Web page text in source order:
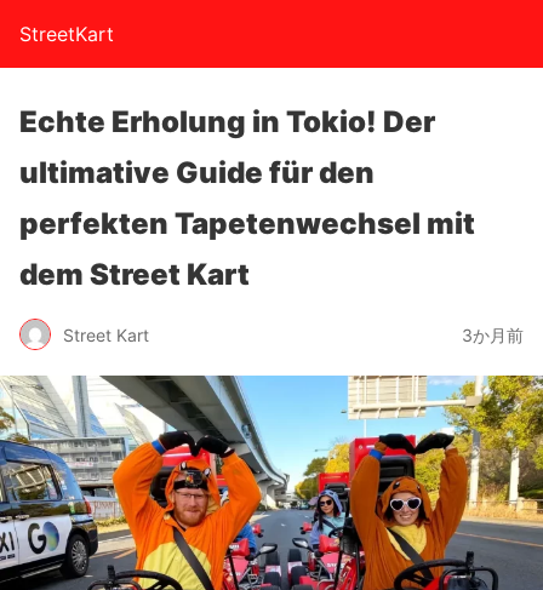
StreetKart
Echte Erholung in Tokio! Der
ultimative Guide für den
perfekten Tapetenwechsel mit
dem Street Kart
Street Kart 3か月前